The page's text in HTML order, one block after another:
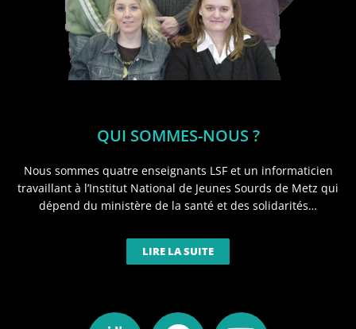
QUI SOMMES-NOUS ?
Nous sommes quatre enseignants LSF et un informaticien
travaillant à l’Institut National de Jeunes Sourds de Metz qui
dépend du ministère de la santé et des solidarités…
LIRE LA SUITE